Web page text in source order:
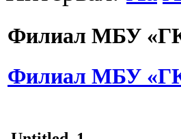
Филиал МБУ
Филиал МБУ